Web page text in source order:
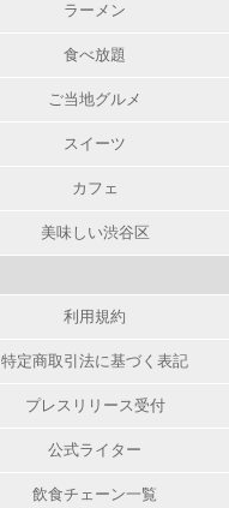
ラーメン
食べ放題
ご当地グルメ
スイーツ
カフェ
美味しい渋谷区
利用規約
特定商取引法に基づく表記
プレスリリース受付
公式ライター
飲食チェーン一覧